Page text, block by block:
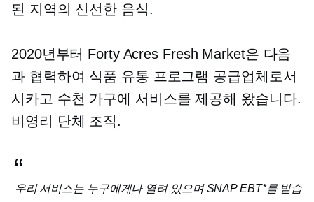
된 지역의 신선한 음식.
2020년부터 Forty Acres Fresh Market은 다음
과 협력하여 식품 유통 프로그램 공급업체로서
시카고 수천 가구에 서비스를 제공해 왔습니다.
비영리 단체 조직.
우리 서비스는 누구에게나 열려 있으며 SNAP EBT*를 받습